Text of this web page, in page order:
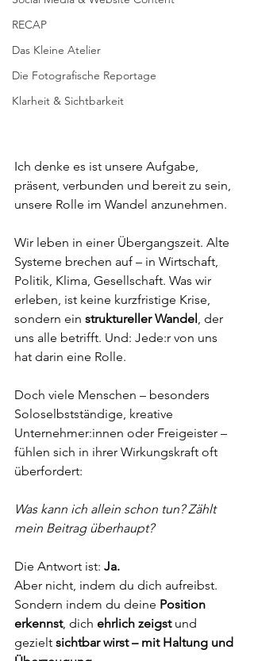
RECAP
Das Kleine Atelier
Die Fotografische Reportage
Klarheit & Sichtbarkeit
Ich denke es ist unsere Aufgabe,
präsent, verbunden und bereit zu sein,
unsere Rolle im Wandel anzunehmen.
Wir leben in einer Übergangszeit. Alte
Systeme brechen auf – in Wirtschaft,
Politik, Klima, Gesellschaft. Was wir
erleben, ist keine kurzfristige Krise,
sondern ein struktureller Wandel , der
uns alle betrifft. Und: Jede:r von uns
hat darin eine Rolle.
Doch viele Menschen – besonders
Soloselbstständige, kreative
Unternehmer:innen oder Freigeister –
fühlen sich in ihrer Wirkungskraft oft
überfordert:
Was kann ich allein schon tun? Zählt
mein Beitrag überhaupt?
Die Antwort ist: Ja.
Aber nicht, indem du dich aufreibst.
Sondern indem du deine Position
erkennst, dich ehrlich zeigst und
gezielt sichtbar wirst – mit Haltung und